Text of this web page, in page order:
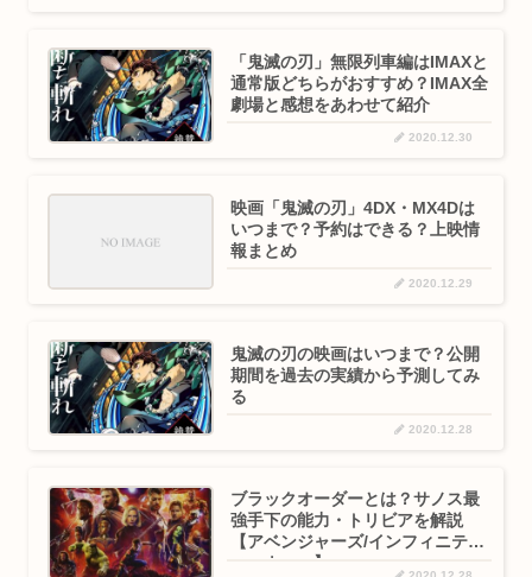
「鬼滅の刃」無限列車編はIMAXと
通常版どちらがおすすめ？IMAX全
劇場と感想をあわせて紹介
2020.12.30
映画「鬼滅の刃」4DX・MX4Dは
いつまで？予約はできる？上映情
報まとめ
2020.12.29
鬼滅の刃の映画はいつまで？公開
期間を過去の実績から予測してみ
る
2020.12.28
ブラックオーダーとは？サノス最
強手下の能力・トリビアを解説
【アベンジャーズ/インフィニテ
ィ・ウォー】